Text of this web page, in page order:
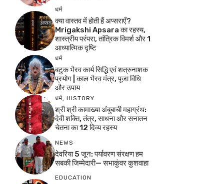
धर्म
क्या वास्तव में होती हैं अप्सराएँ?
Mrigakshi Apsara का रहस्य,
शास्त्रीय परंपरा, तांत्रिक विमर्श और 1
आध्यात्मिक दृष्टि
धर्म
बटुक भैरव कार्य सिद्धि एवं शत्रुनाशक
प्रयोग | काल भैरव मंत्र, पूजा विधि
और उपाय
धर्म, HISTORY
श्री श्री कामाख्या अंबुबाची महाग्रंथ:
देवी शक्ति, तंत्र, साधना और सनातन
चेतना का 12 दिव्य रहस्य
NEWS
देवरिया 5 जून: पर्यावरण संरक्षण हम
सबकी जिम्मेदारी— सभाकुंवर कुशवाहा
EDUCATION